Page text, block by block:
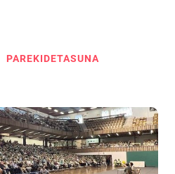
PAREKIDETASUNA